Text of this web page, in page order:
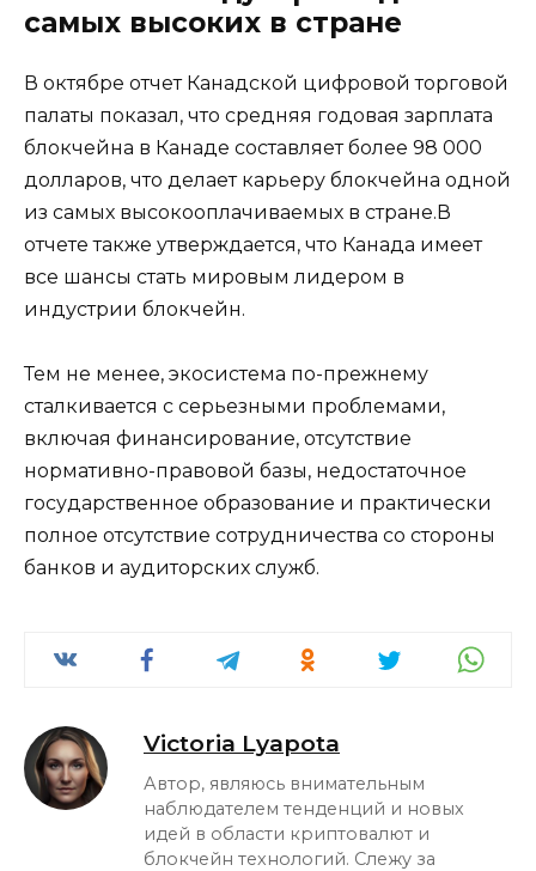
самых высоких в стране
В октябре отчет Канадской цифровой торговой
палаты показал, что средняя годовая зарплата
блокчейна в Канаде составляет более 98 000
долларов, что делает карьеру блокчейна одной
из самых высокооплачиваемых в стране.В
отчете также утверждается, что Канада имеет
все шансы стать мировым лидером в
индустрии блокчейн.
Тем не менее, экосистема по-прежнему
сталкивается с серьезными проблемами,
включая финансирование, отсутствие
нормативно-правовой базы, недостаточное
государственное образование и практически
полное отсутствие сотрудничества со стороны
банков и аудиторских служб.
Victoria Lyapota
Автор, являюсь внимательным
наблюдателем тенденций и новых
идей в области криптовалют и
блокчейн технологий. Слежу за